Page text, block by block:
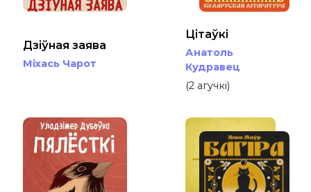
Дзіўная заява
Міхась Чарот
Цітаўкі
Анатоль
Кудравец
(2 агучкі)
Янка Маўр
БАГІРА